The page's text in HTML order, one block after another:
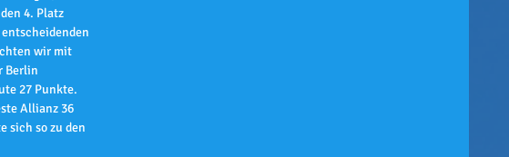
4. Platz
wir mit
Berlin
27 Punkte.
Allianz 36
sich so zu den